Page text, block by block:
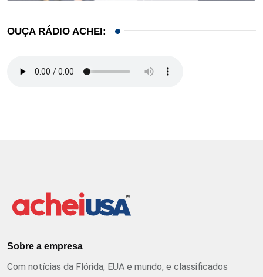
OUÇA RÁDIO ACHEI:
Sobre a empresa
Com notícias da Flórida, EUA e mundo, e classificados